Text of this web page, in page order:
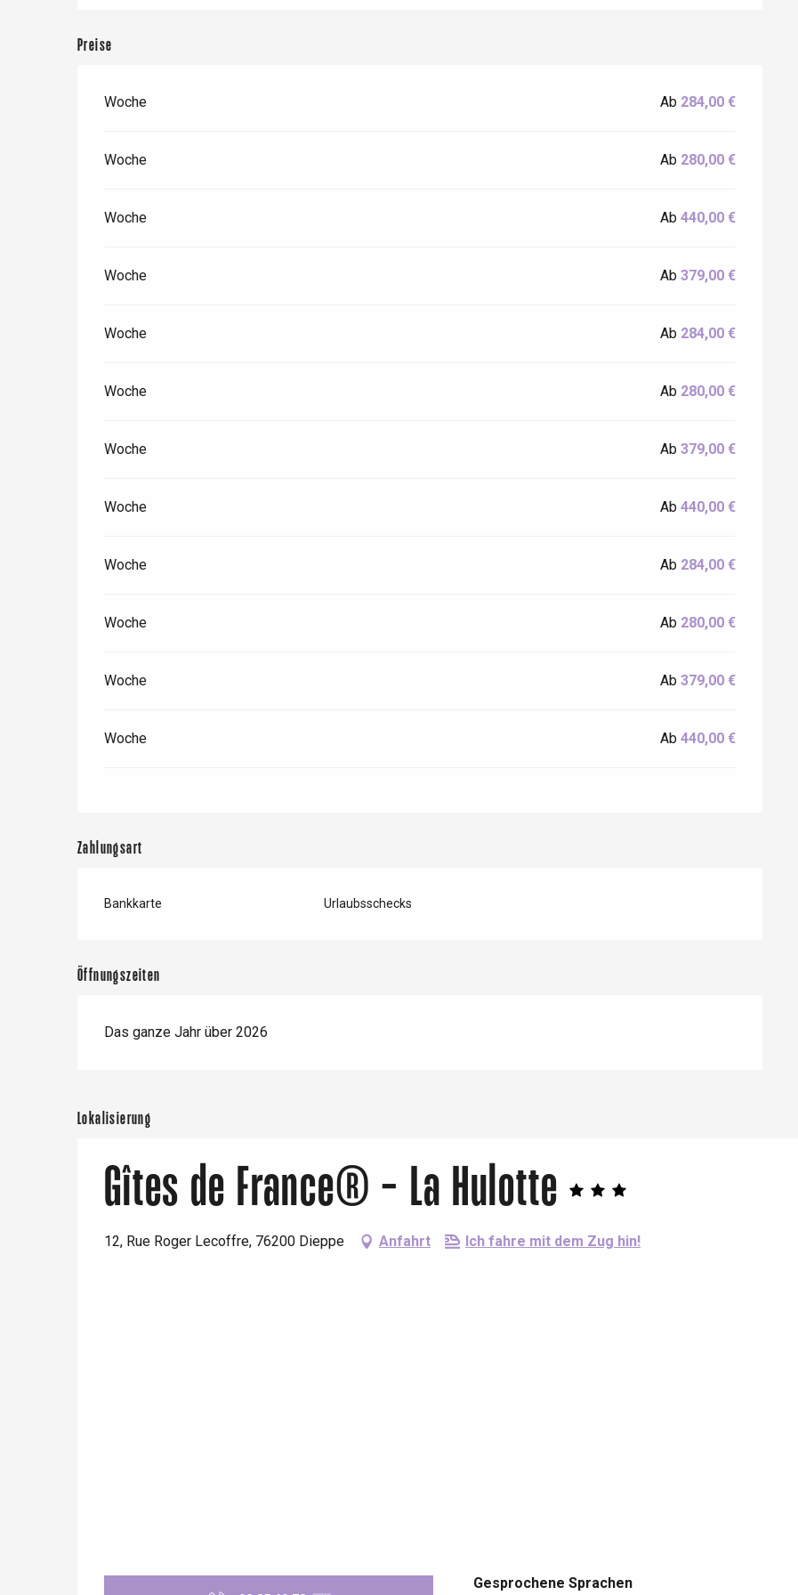
Preise
Woche Ab 284,00 €
Woche Ab 280,00 €
Woche Ab440,00 €
Woche Ab379,00 €
Woche Ab 284,00 €
Woche Ab 280,00 €
Woche Ab379,00 €
Woche Ab440,00 €
Woche Ab 284,00 €
Woche Ab 280,00 €
Woche Ab379,00 €
Woche Ab440,00 €
Zahlungsart
Bankkarte Urlaubsschecks
Öffnungszeiten
Das ganze Jahr über 2026
Lokalisierung
Gîtes de France® - La Hulotte
12, Rue Roger Lecoffre, 76200 Dieppe Anfahrt Ich fahre mit dem Zug hin!
Gesprochene Sprachen
Gesprochene Sprachen